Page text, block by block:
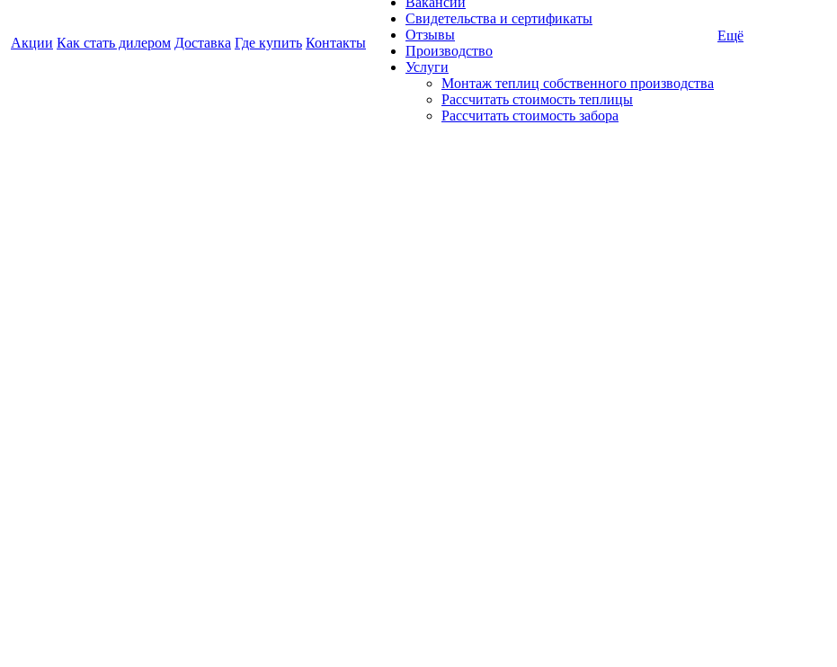
Акции Как стать дилером Доставка Где купить Контакты
Свидетельства и сертификаты
Отзывы
Производство
Услуги
Монтаж теплиц собственного производства
Рассчитать стоимость теплицы
Рассчитать стоимость забора
Ещё